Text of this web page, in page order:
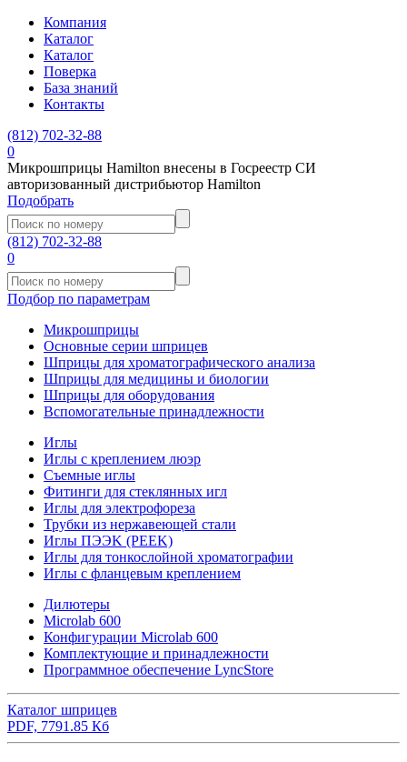
Компания
Каталог
Каталог
Поверка
База знаний
Контакты
(812) 702-32-88
0
Микрошприцы Hamilton внесены в Госреестр СИ
авторизованный дистрибьютор Hamilton
Подобрать
(812) 702-32-88
0
Подбор по параметрам
Микрошприцы
Основные серии шприцев
Шприцы для хроматографического анализа
Шприцы для медицины и биологии
Шприцы для оборудования
Вспомогательные принадлежности
Иглы
Иглы с креплением люэр
Съемные иглы
Фитинги для стеклянных игл
Иглы для электрофореза
Трубки из нержавеющей стали
Иглы ПЭЭK (PEEK)
Иглы для тонкослойной хроматографии
Иглы с фланцевым креплением
Дилютеры
Microlab 600
Конфигурации Microlab 600
Комплектующие и принадлежности
Программное обеспечение LyncStore
Каталог шприцев
PDF, 7791.85 Кб